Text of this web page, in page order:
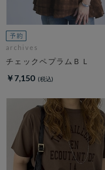
archives
チェックペプラムＢＬ
￥7,150